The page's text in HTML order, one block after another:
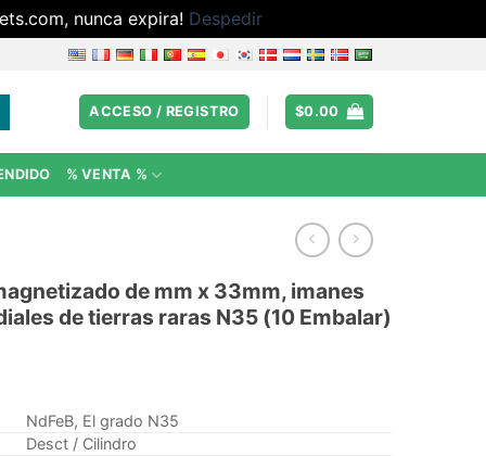
nunca expira! Despedir
ACCESO / REGISTRO $0.00
% VENTA %
de mm x 33mm, imanes
de tierras raras N35 (10 Embalar)
NdFeB, El grado N35
Desct / Cilindro